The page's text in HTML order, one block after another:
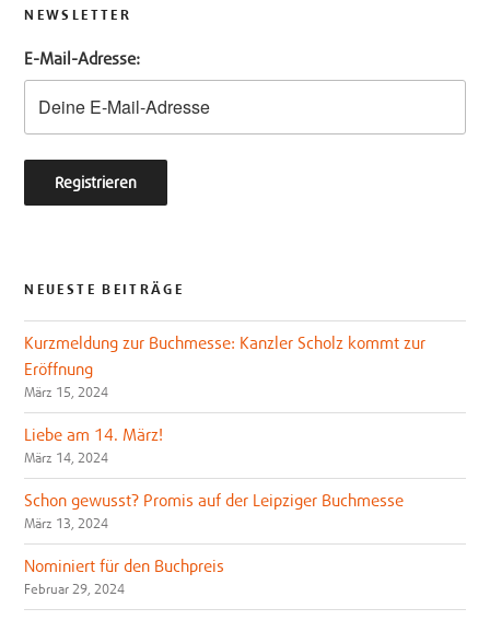
NEWSLETTER
E-Mail-Adresse:
NEUESTE BEITRÄGE
Kurzmeldung zur Buchmesse: Kanzler Scholz kommt zur
Eröffnung
März 15, 2024
Liebe am 14. März!
März 14, 2024
Schon gewusst? Promis auf der Leipziger Buchmesse
März 13, 2024
Nominiert für den Buchpreis
Februar 29, 2024